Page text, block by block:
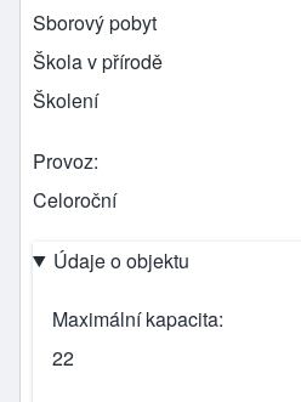
Sborový pobyt
Škola v přírodě
Školení
Provoz
Celoroční
Údaje o objektu
Maximální kapacita
22